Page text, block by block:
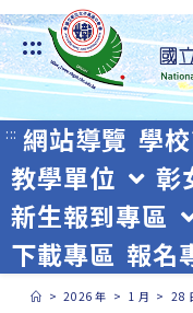
跳
轉
至
主
要
內
容
:::
::: 網站導覽 學
教學單位
彰
新生報到專區
下載專區 報名
> 2026 年 > 1 月 > 28